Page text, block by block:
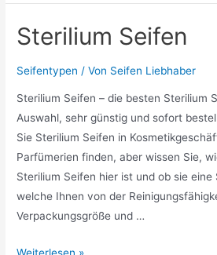
Sterilium Seifen
Seifentypen / Von Seifen Liebhaber
Sterilium Seifen – die besten Sterilium
Auswahl, sehr günstig und sofort
Sie Sterilium Seifen in
Parfümerien finden, aber wissen Sie,
Sterilium Seifen hier ist und ob sie
welche Ihnen von der
Verpackungsgröße und …
Sterilium